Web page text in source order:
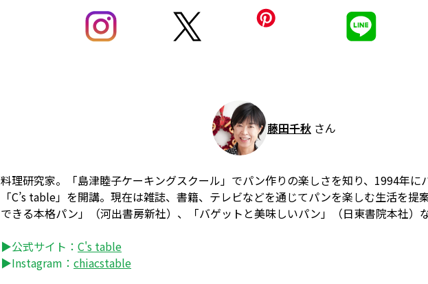
藤田千秋 さん
料理研究家。「島津睦子ケーキングスクール」でパン作りの楽しさを知り、1994年に
「C’s table」を開講。現在は雑誌、書籍、テレビなどを通じてパンを楽しむ生活を提
できる本格パン」（河出書房新社）、「バゲットと美味しいパン」（日東書院本社）
▶公式サイト： C's table
▶Instagram： chiacstable